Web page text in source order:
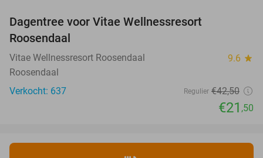
Dagentree voor Vitae Wellnessresort
Roosendaal
Vitae Wellnessresort Roosendaal 9.6 star
Roosendaal
Verkocht: 637
Regulier €42,50
€21 ,50